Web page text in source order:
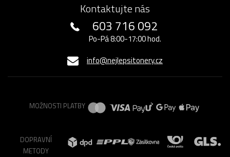
Kontaktujte nás
603 716 092
Po-Pá 8:00-17:00 hod.
info@nejlepsitonery.cz
MOŽNOSTI PLATBY
DOPRAVNÍ
METODY